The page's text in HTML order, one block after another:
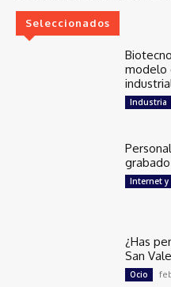
Seleccionados
modelo
Industria
Internet
¿Has
San
Ocio